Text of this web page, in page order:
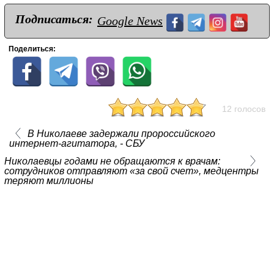
Подписаться: Google News
Поделиться:
12 голосов
В Николаеве задержали пророссийского
интернет-агитатора, - СБУ
Николаевцы годами не обращаются к врачам:
сотрудников отправляют «за свой счет», медцентры
теряют миллионы